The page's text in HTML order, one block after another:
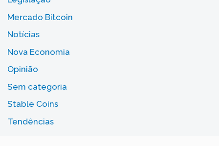
Mercado Bitcoin
Notícias
Nova Economia
Opinião
Sem categoria
Stable Coins
Tendências